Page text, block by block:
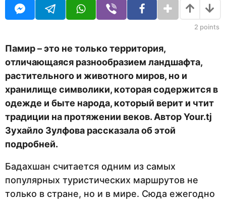
R
а
н
д
2 points
Памир – это не только территория,
отличающаяся разнообразием ландшафта,
растительного и животного миров, но и
хранилище символики, которая содержится в
одежде и быте народа, который верит и чтит
традиции на протяжении веков. АвторYour.tj
Зухайло Зулфова рассказала об этой
подробней.
Бадахшан считается одним из самых
популярных туристических маршрутов не
только в стране, но и в мире. Сюда ежегодно